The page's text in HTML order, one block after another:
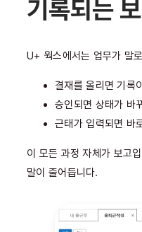
기록되는
U+ 웍스에서는 업무가 말
결재를 올리면 기록
승인되면 상태가 바
근태가 입력되면 바
이 모든 과정 자체가 보고
말이 줄어듭니다.